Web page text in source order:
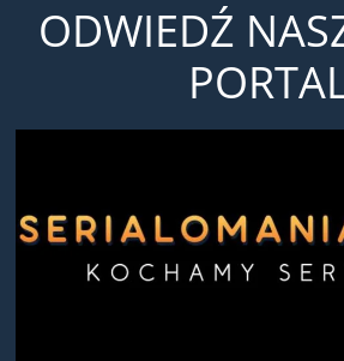
ODWIEDŹ